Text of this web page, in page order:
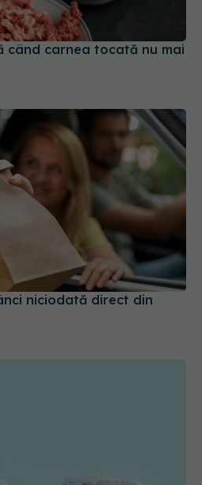
când carnea tocată nu mai
niciodată direct din